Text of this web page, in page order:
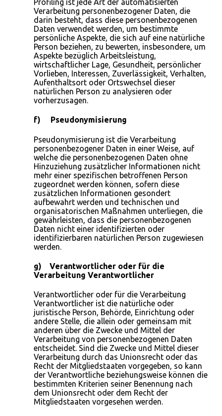
Profiling ist jede Art der automatisierten
Verarbeitung personenbezogener Daten, die
darin besteht, dass diese personenbezogenen
Daten verwendet werden, um bestimmte
persönliche Aspekte, die sich auf eine natürliche
Person beziehen, zu bewerten, insbesondere, um
Aspekte bezüglich Arbeitsleistung,
wirtschaftlicher Lage, Gesundheit, persönlicher
Vorlieben, Interessen, Zuverlässigkeit, Verhalten,
Aufenthaltsort oder Ortswechsel dieser
natürlichen Person zu analysieren oder
vorherzusagen.
f) Pseudonymisierung
Pseudonymisierung ist die Verarbeitung
personenbezogener Daten in einer Weise, auf
welche die personenbezogenen Daten ohne
Hinzuziehung zusätzlicher Informationen nicht
mehr einer spezifischen betroffenen Person
zugeordnet werden können, sofern diese
zusätzlichen Informationen gesondert
aufbewahrt werden und technischen und
organisatorischen Maßnahmen unterliegen, die
gewährleisten, dass die personenbezogenen
Daten nicht einer identifizierten oder
identifizierbaren natürlichen Person zugewiesen
werden.
g) Verantwortlicher oder für die
Verarbeitung Verantwortlicher
Verantwortlicher oder für die Verarbeitung
Verantwortlicher ist die natürliche oder
juristische Person, Behörde, Einrichtung oder
andere Stelle, die allein oder gemeinsam mit
anderen über die Zwecke und Mittel der
Verarbeitung von personenbezogenen Daten
entscheidet. Sind die Zwecke und Mittel dieser
Verarbeitung durch das Unionsrecht oder das
Recht der Mitgliedstaaten vorgegeben, so kann
der Verantwortliche beziehungsweise können die
bestimmten Kriterien seiner Benennung nach
dem Unionsrecht oder dem Recht der
Mitgliedstaaten vorgesehen werden.